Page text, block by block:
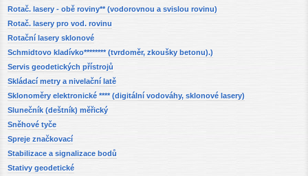
Rotač. lasery - obě roviny** (vodorovnou a svislou rovinu)
Rotač. lasery pro vod. rovinu
Rotační lasery sklonové
Schmidtovo kladívko******** (tvrdoměr, zkoušky betonu).)
Servis geodetických přístrojů
Skládací metry a nivelační latě
Sklonoměry elektronické **** (digitální vodováhy, sklonové lasery)
Slunečník (deštník) měřický
Sněhové tyče
Spreje značkovací
Stabilizace a signalizace bodů
Stativy geodetické